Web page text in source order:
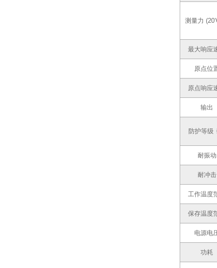
测量力
最大响应
原点位
原点响应
输出
防护等
耐振动
耐冲击
工作温度
保存温度
电源电
功耗